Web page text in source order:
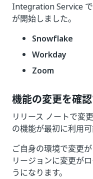
Integration Service
が開始しました。
Snowflake
Workday
Zoom
機能の変更を確
リリース ノートで変
の機能が最初に利用可
ご自身の環境で変更
リージョンに変更が
うになります。